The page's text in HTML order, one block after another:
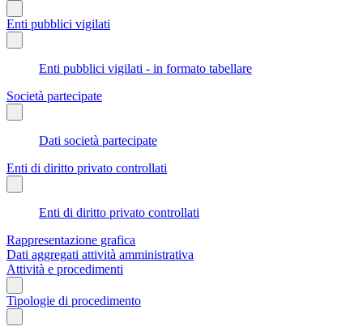
Enti pubblici vigilati
Enti pubblici vigilati - in formato tabellare
Società partecipate
Dati società partecipate
Enti di diritto privato controllati
Enti di diritto privato controllati
Rappresentazione grafica
Dati aggregati attività amministrativa
Attività e procedimenti
Tipologie di procedimento